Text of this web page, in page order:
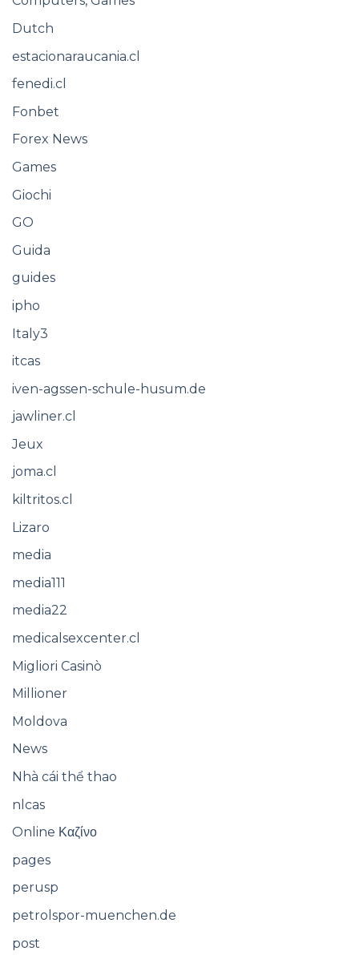
Dutch
estacionaraucania.cl
fenedi.cl
Fonbet
Forex News
Games
Giochi
GO
Guida
guides
ipho
Italy3
itcas
iven-agssen-schule-husum.de
jawliner.cl
Jeux
joma.cl
kiltritos.cl
Lizaro
media
media111
media22
medicalsexcenter.cl
Migliori Casinò
Millioner
Moldova
News
Nhà cái thể thao
nlcas
Online Καζίνο
pages
perusp
petrolspor-muenchen.de
post